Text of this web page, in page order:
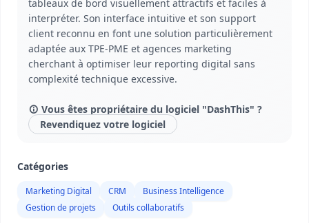
tableaux de bord visuellement attractifs et faciles à
interpréter. Son interface intuitive et son support
client reconnu en font une solution particulièrement
adaptée aux TPE-PME et agences marketing
cherchant à optimiser leur reporting digital sans
complexité technique excessive.
Vous êtes propriétaire du logiciel "DashThis" ?
Revendiquez votre logiciel
Catégories
Marketing Digital CRM
Business Intelligence
Gestion de projets
Outils collaboratifs